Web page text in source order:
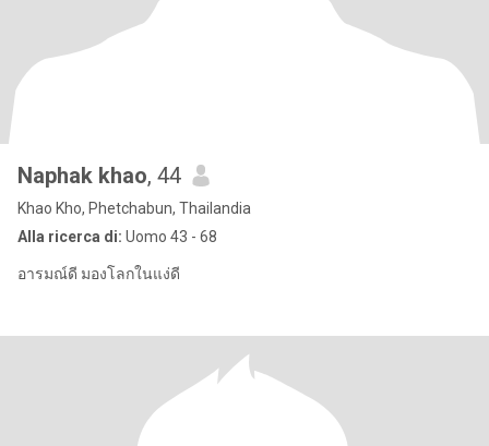
Naphak khao, 44
Khao Kho, Phetchabun, Thailandia
Alla ricerca di: Uomo 43 - 68
อารมณ์ดี มองโลกในแง่ดี